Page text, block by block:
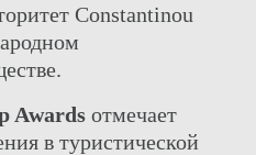
Constantinou
Awards отмечает
в туристической